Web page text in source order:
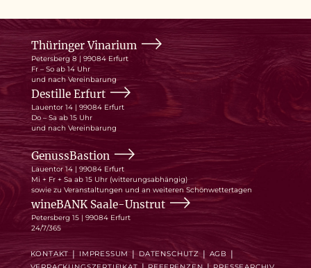
Thüringer Vinarium
Petersberg 8 | 99084 Erfurt
Fr – So ab 14 Uhr
und nach Vereinbarung
Destille Erfurt
Lauentor 14 | 99084 Erfurt
Do – Sa ab 15 Uhr
und nach Vereinbarung
GenussBastion
Lauentor 14 | 99084 Erfurt
Mi + Fr + Sa ab 15 Uhr (witterungsabhängig)
sowie zu Veranstaltungen und an weiteren Schönwettertagen
wineBANK Saale-Unstrut
Petersberg 15 | 99084 Erfurt
24/7/365
KONTAKT IMPRESSUM DATENSCHUTZ
AGB